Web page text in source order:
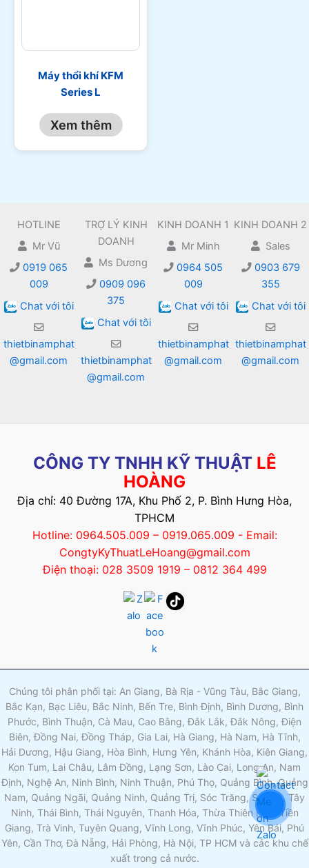
Máy thổi khí KFM
Series L
Xem thêm
HOTLINE
Mr Vũ
0919 065
009
Chat với tôi
thietbinamphat
@gmail.com
TRỢ LÝ KINH
DOANH
Ms Dương
0909 096
375
Chat với tôi
thietbinamphat
@gmail.com
KINH DOANH 1
Mr Minh
0964 505
009
Chat với tôi
thietbinamphat
@gmail.com
KINH DOANH 2
Sales
0903 679
355
Chat với tôi
thietbinamphat
@gmail.com
CÔNG TY TNHH KỸ THUẬT LÊ
HOÀNG
Địa chỉ: 40 Đường 17A, Khu Phố 2, P. Bình Hưng Hòa,
TPHCM
Hotline: 0964.505.009 – 0919.065.009 - Email:
CongtyKyThuatLeHoang@gmail.com
Điện thoại: 028 3509 1919 – 0812 364 499
Chúng tôi phân phối tại: An Giang, Bà Rịa - Vũng Tàu, Bắc Giang,
Bắc Kạn, Bạc Liêu, Bắc Ninh, Bến Tre, Bình Định, Bình Dương, Bình
Phước, Bình Thuận, Cà Mau, Cao Bằng, Đắk Lắk, Đắk Nông, Điện
Biên, Đồng Nai, Đồng Tháp, Gia Lai, Hà Giang, Hà Nam, Hà Tĩnh,
Hải Dương, Hậu Giang, Hòa Bình, Hưng Yên, Khánh Hòa, Kiên Giang,
Kon Tum, Lai Châu, Lâm Đồng, Lạng Sơn, Lào Cai, Long An, Nam
Định, Nghệ An, Ninh Bình, Ninh Thuận, Phú Thọ, Quảng Bình, Quảng
Nam, Quảng Ngãi, Quảng Ninh, Quảng Trị, Sóc Trăng, Sơn La, Tây
Ninh, Thái Bình, Thái Nguyên, Thanh Hóa, Thừa Thiên Huế, Tiền
Giang, Trà Vinh, Tuyên Quang, Vĩnh Long, Vĩnh Phúc, Yên Bái, Phú
Yên, Cần Thơ, Đà Nẵng, Hải Phòng, Hà Nội, TP HCM và các khu chế
xuất trong cả nước.